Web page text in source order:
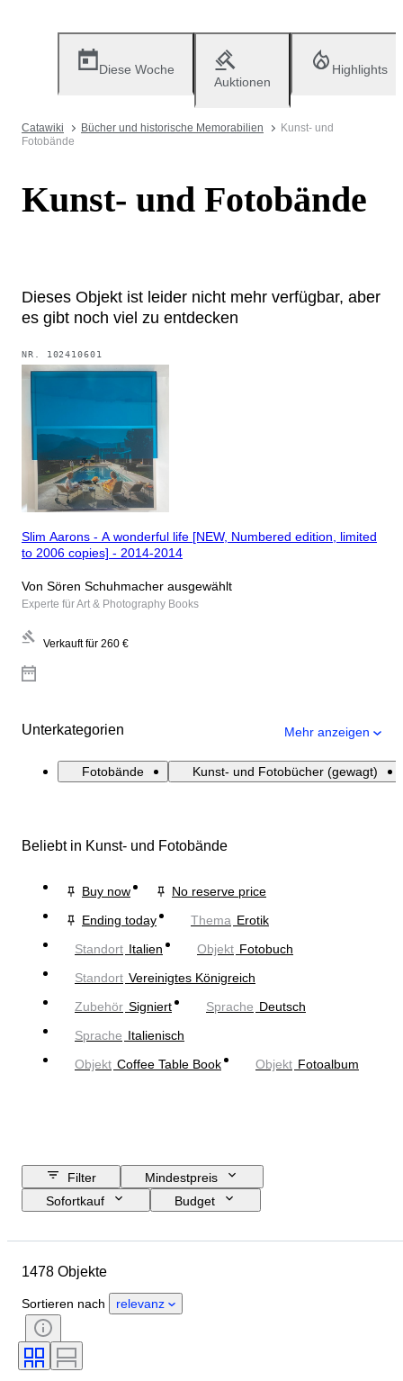
Diese Woche
Auktionen
Highlights
Catawiki Bücher und historische Memorabilien
Kunst- und
Fotobände
Kunst- und Fotobände
Dieses Objekt ist leider nicht mehr verfügbar, aber
es gibt noch viel zu entdecken
NR. 102410601
Slim Aarons - A wonderful life [NEW, Numbered edition, limited
to 2006 copies] - 2014-2014
Von Sören Schuhmacher ausgewählt
Experte für Art & Photography Books
Verkauft für 260 €
Unterkategorien Mehr anzeigen
Fotobände Kunst- und Fotobücher (gewagt)
Beliebt in Kunst- und Fotobände
Buy now
No reserve price
Ending today
Thema Erotik
Standort Italien Objekt Fotobuch
Standort Vereinigtes Königreich
Zubehör Signiert Sprache Deutsch
Sprache Italienisch
Objekt Coffee Table Book Objekt Fotoalbum
Filter
Mindestpreis
Sofortkauf
Budget
Material
Thema
Technik
Unterschrift
Einband
Farbe
1478 Objekte
Sortieren nach relevanz